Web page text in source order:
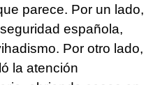
parece. Por un lado,
española,
Por otro lado,
la atención